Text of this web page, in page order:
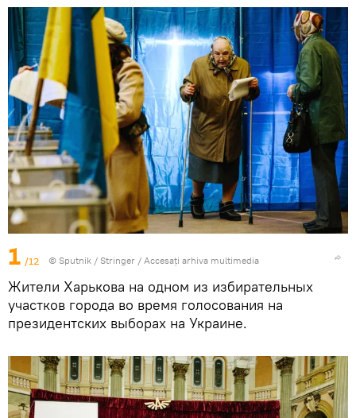
1 /12 © Sputnik / Stringer / Accesați arhiva multimedia
Жители Харькова на одном из избирательных
участков города во время голосования на
президентских выборах на Украине.